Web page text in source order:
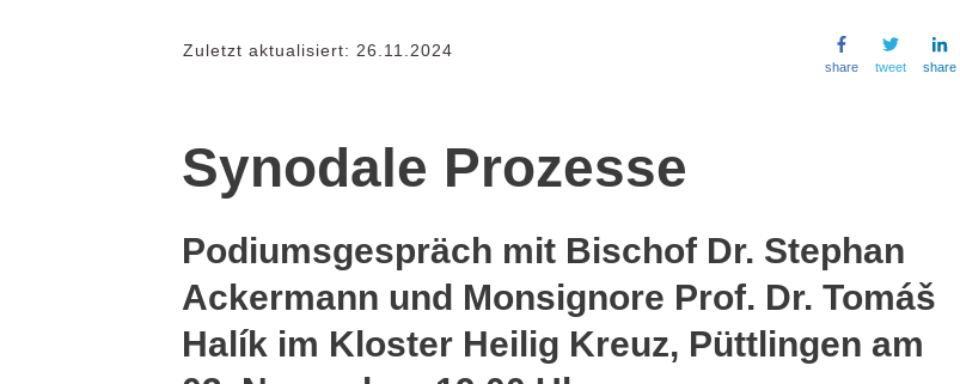
Zuletzt aktualisiert: 26.11.2024
share tweet share
Synodale Prozesse
Podiumsgespräch mit Bischof Dr. Stephan
Ackermann und Monsignore Prof. Dr. Tomáš
Halík im Kloster Heilig Kreuz, Püttlingen am